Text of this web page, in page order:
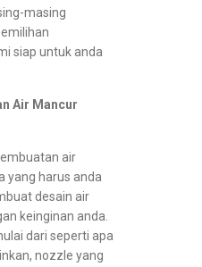
masing
siap untuk anda
Air Mancur
air
yang harus anda
desain air
keinginan anda.
dari seperti apa
nozzle yang